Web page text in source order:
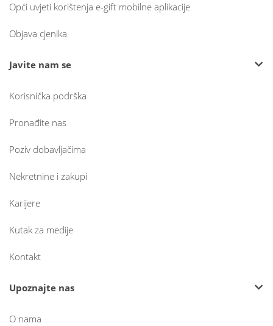
Opći uvjeti korištenja e-gift mobilne aplikacije
Objava cjenika
Javite nam se
Korisnička podrška
Pronađite nas
Poziv dobavljačima
Nekretnine i zakupi
Karijere
Kutak za medije
Kontakt
Upoznajte nas
O nama